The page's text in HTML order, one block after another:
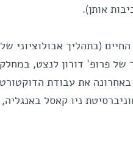
אותן).
(בתהליך אבולוציוני
פרופ' דורון לנצט,
את עבודת
ניו קאסל